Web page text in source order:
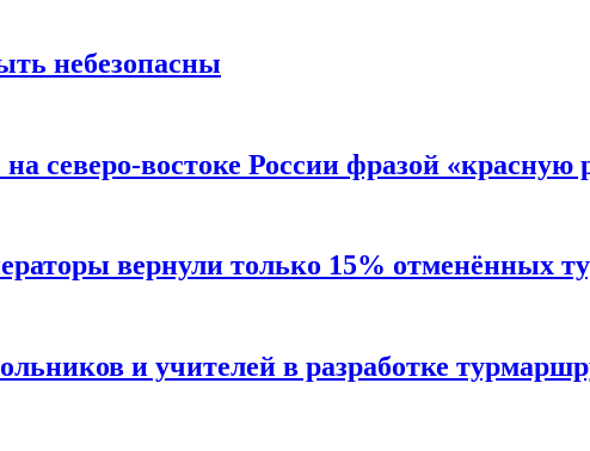
небезопасны
северо-востоке России фразой
вернули только 15% отменённых
и учителей в разработке